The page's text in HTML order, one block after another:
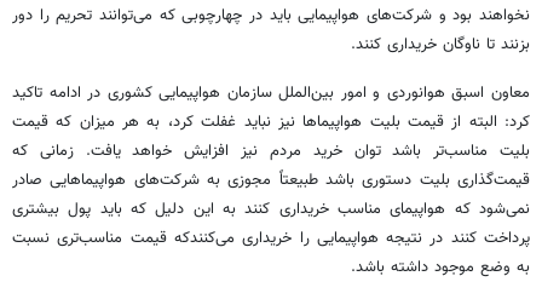
نخواهند بود و شرکت‌های هواپیمایی باید در چهارچوبی که می‌توانند تحریم را دور
بزنند تا ناوگان خریداری کنند.
معاون اسبق هوانوردی و امور بین‌الملل سازمان هواپیمایی کشوری در ادامه تاکید
کرد: البته از قیمت بلیت هواپیماها نیز نباید غفلت کرد، به هر میزان که قیمت
بلیت مناسب‌تر باشد توان خرید مردم نیز افزایش خواهد یافت. زمانی که
قیمت‌گذاری بلیت دستوری باشد طبیعتاً مجوزی به شرکت‌های هواپیماهایی صادر
نمی‌شود که هواپیمای مناسب خریداری کنند به این دلیل که باید پول بیشتری
پرداخت کنند در نتیجه هواپیمایی را خریداری می‌کنندکه قیمت مناسب‌تری نسبت
به وضع موجود داشته باشد.